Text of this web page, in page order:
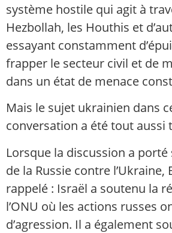
système hostile qui agit à
Hezbollah, les Houthis et
essayant constamment
frapper le secteur civil et de
dans un état de menace
Mais le sujet ukrainien dans
conversation a été tout aussi
Lorsque la discussion a
de la Russie contre l’Ukraine,
rappelé : Israël a soutenu la
l’ONU où les actions russes
d’agression. Il a également